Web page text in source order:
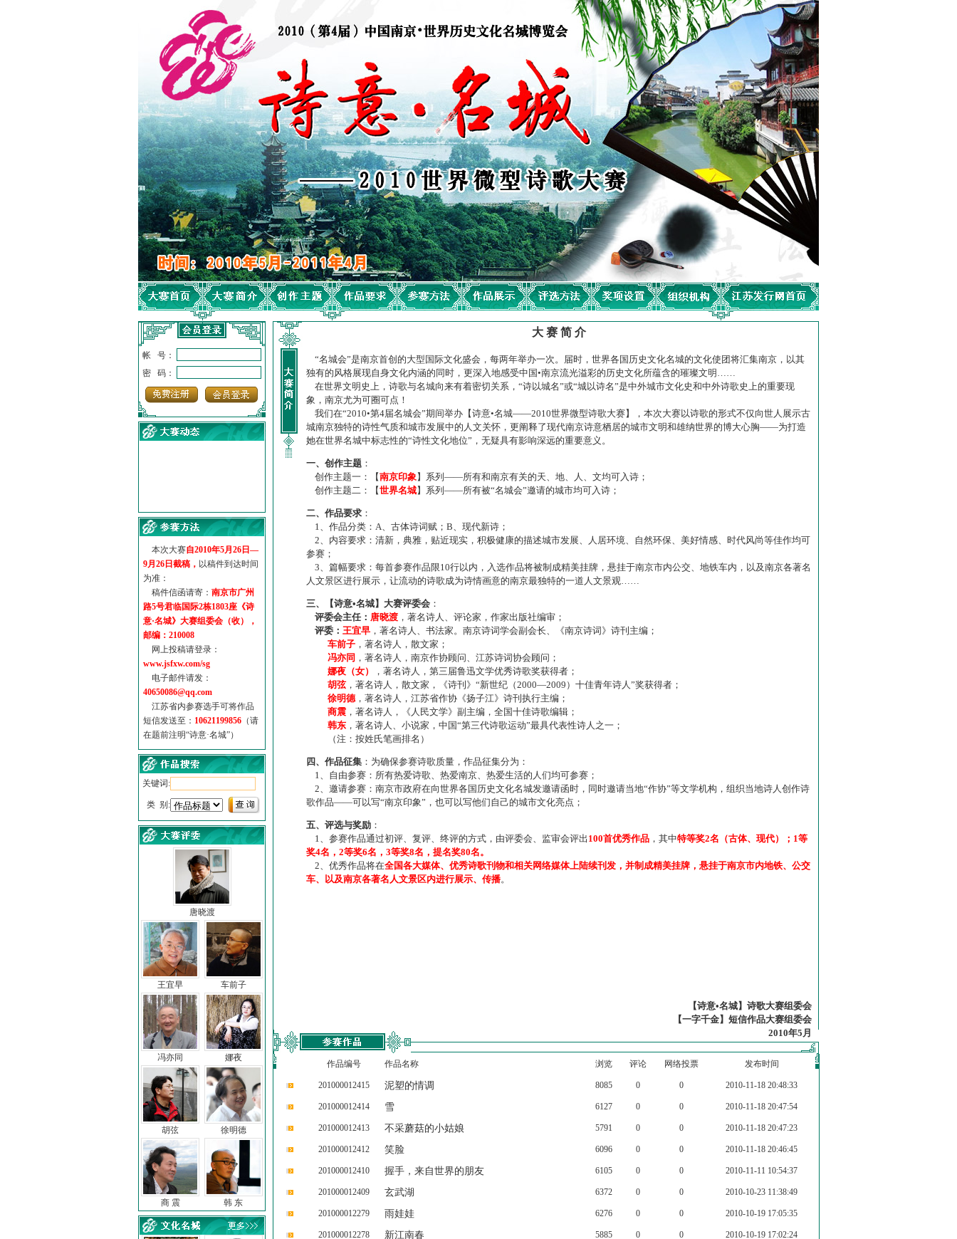
帐 号：
密 码：
诗意名城·地铁时间
·地铁完美呈现【诗意·名城...
参赛作品多达5000多首
“诗意·名城”晒诗会
特别通知--致广大诗词爱好...
本次大赛自2010年5月26日—
9月26日截稿， 以稿件到达时间
为准：
稿件信函请寄： 南京市广州
路5号君临国际2栋1803座《诗
意·名城》大赛组委会（收），
邮编：210008
网上投稿请登录：
www.jsfxw.com/sg
电子邮件请发：
40650086@qq.com
江苏省内参赛选手可将作品
短信发送至： 10621199856 （请
在题前注明“诗意·名城”）
关键词:
类 别:
唐晓渡
王宜早 车前子
冯亦同 娜夜
胡弦 徐明德
商 震 韩 东
大 赛 简 介
“名城会”是南京首创的大型国际文化盛会，每两年举办一次。届时，世界各国历史文化名城的文化使团将汇集南京，以其
独有的风格展现自身文化内涵的同时，更深入地感受中国•南京流光溢彩的历史文化所蕴含的璀璨文明……
在世界文明史上，诗歌与名城向来有着密切关系，“诗以城名”或“城以诗名”是中外城市文化史和中外诗歌史上的重要现
象，南京尤为可圈可点！
我们在“2010•第4届名城会”期间举办【诗意•名城——2010世界微型诗歌大赛】，本次大赛以诗歌的形式不仅向世人展示古
城南京独特的诗性气质和城市发展中的人文关怀，更阐释了现代南京诗意栖居的城市文明和雄纳世界的博大心胸——为打造
她在世界名城中标志性的“诗性文化地位”，无疑具有影响深远的重要意义。
一、创作主题 ：
创作主题一：【南京印象】系列——所有和南京有关的天、地、人、文均可入诗；
创作主题二：【世界名城】系列——所有被“名城会”邀请的城市均可入诗；
二、作品要求 ：
1、作品分类：A、古体诗词赋；B、现代新诗；
2、内容要求：清新，典雅，贴近现实，积极健康的描述城市发展、人居环境、自然环保、美好情感、时代风尚等佳作均可
参赛；
3、篇幅要求：每首参赛作品限10行以内，入选作品将被制成精美挂牌，悬挂于南京市内公交、地铁车内，以及南京各著名
人文景区进行展示，让流动的诗歌成为诗情画意的南京最独特的一道人文景观……
三、【诗意•名城】大赛评委会 ：
评委会主任： 唐晓渡 ，著名诗人、评论家，作家出版社编审；
评委： 王宜早 ，著名诗人、书法家。南京诗词学会副会长、《南京诗词》诗刊主编；
车前子 ，著名诗人，散文家；
冯亦同 ，著名诗人，南京作协顾问、江苏诗词协会顾问；
娜夜（女）
，著名诗人，第三届鲁迅文学优秀诗歌奖获得者；
胡弦，著名诗人，散文家，《诗刊》“新世纪（2000—2009）十佳青年诗人”奖获得者；
徐明德，著名诗人，江苏省作协《扬子江》诗刊执行主编；
商震 ，著名诗人，《人民文学》副主编，全国十佳诗歌编辑；
韩东 ，著名诗人、小说家，中国“第三代诗歌运动”最具代表性诗人之一；
（注：按姓氏笔画排名）
四、作品征集 ：为确保参赛诗歌质量，作品征集分为：
1、自由参赛：所有热爱诗歌、热爱南京、热爱生活的人们均可参赛；
2、邀请参赛：南京市政府在向世界各国历史文化名城发邀请函时，同时邀请当地“作协”等文学机构，组织当地诗人创作诗
歌作品——可以写“南京印象”，也可以写他们自己的城市文化亮点；
五、评选与奖励 ：
1、参赛作品通过初评、复评、终评的方式，由评委会、监审会评出 100首优秀作品 ，其中特等奖2名（古体、现代）；1等
奖4名，2等奖6名，3等奖8名，提名奖80名。
2、优秀作品将在全国各大媒体、优秀诗歌刊物和相关网络媒体上陆续刊发，并制成精美挂牌，悬挂于南京市内地铁、公交
车、以及南京各著名人文景区内进行展示、传播。
【诗意•名城】诗歌大赛组委会
【一字千金】短信作品大赛组委会
2010年5月
作品编号 作品名称 浏览 评论 网络投票 发布时间
201000012415 泥塑的情调 8085 0 0 2010-11-18 20:48:33
201000012414 雪 6127 0 0 2010-11-18 20:47:54
201000012413 不采蘑菇的小姑娘 5791 0 0 2010-11-18 20:47:23
201000012412 笑脸 6096 0 0 2010-11-18 20:46:45
201000012410 握手，来自世界的朋友 6105 0 0 2010-11-11 10:54:37
201000012409 玄武湖 6372 0 0 2010-10-23 11:38:49
201000012279 雨娃娃 6276 0 0 2010-10-19 17:05:35
201000012278 新江南春 5885 0 0 2010-10-19 17:02:24